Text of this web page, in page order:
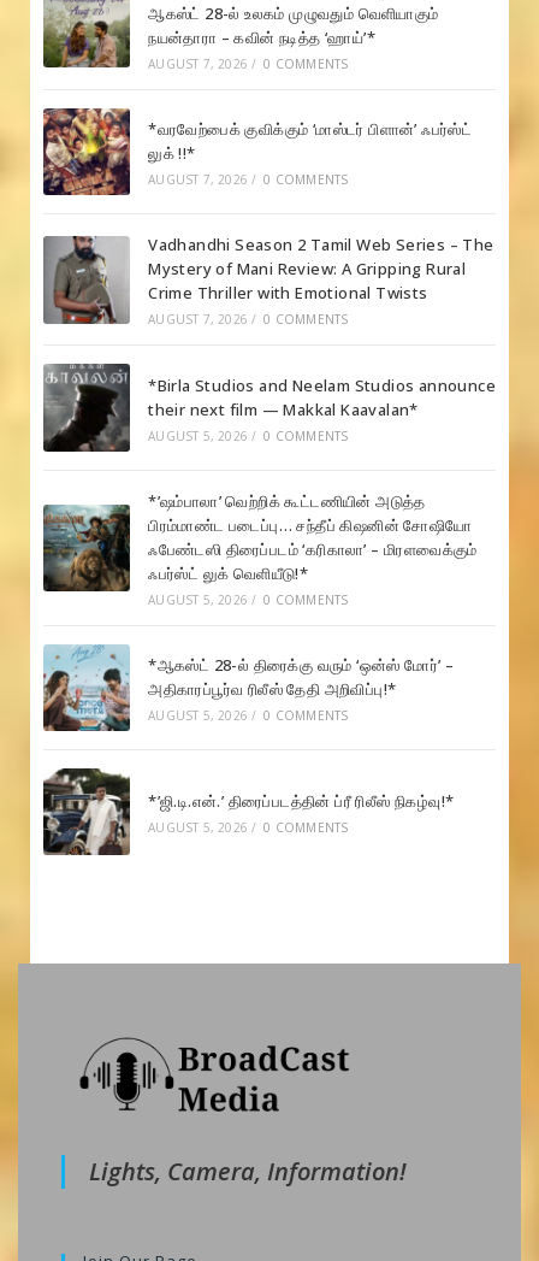
ஆகஸ்ட் 28-ல் உலகம் முழுவதும் வெளியாகும்
நயன்தாரா – கவின் நடித்த ‘ஹாய்’*
AUGUST 7, 2026 / 0 COMMENTS
*வரவேற்பைக் குவிக்கும் ‘மாஸ்டர் பிளான்’ ஃபர்ஸ்ட்
லுக் !!*
AUGUST 7, 2026 / 0 COMMENTS
Vadhandhi Season 2 Tamil Web Series – The
Mystery of Mani Review: A Gripping Rural
Crime Thriller with Emotional Twists
AUGUST 7, 2026 / 0 COMMENTS
*Birla Studios and Neelam Studios announce
their next film — Makkal Kaavalan*
AUGUST 5, 2026 / 0 COMMENTS
*’ஷம்பாலா’ வெற்றிக் கூட்டணியின் அடுத்த
பிரம்மாண்ட படைப்பு… சந்தீப் கிஷனின் சோஷியோ
ஃபேண்டஸி திரைப்படம் ‘கரிகாலா’ – மிரளவைக்கும்
ஃபர்ஸ்ட் லுக் வெளியீடு!*
AUGUST 5, 2026 / 0 COMMENTS
*ஆகஸ்ட் 28-ல் திரைக்கு வரும் ‘ஒன்ஸ் மோர்’ –
அதிகாரப்பூர்வ ரிலீஸ் தேதி அறிவிப்பு!*
AUGUST 5, 2026 / 0 COMMENTS
*’ஜி.டி.என்.’ திரைப்படத்தின் ப்ரீ ரிலீஸ் நிகழ்வு!*
AUGUST 5, 2026 / 0 COMMENTS
Lights, Camera, Information!